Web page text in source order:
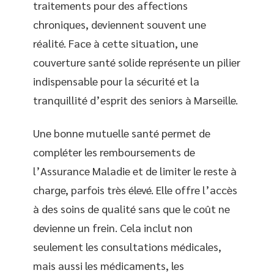
traitements pour des affections
chroniques, deviennent souvent une
réalité. Face à cette situation, une
couverture santé solide représente un pilier
indispensable pour la sécurité et la
tranquillité d’esprit des seniors à Marseille.
Une bonne mutuelle santé permet de
compléter les remboursements de
l’Assurance Maladie et de limiter le reste à
charge, parfois très élevé. Elle offre l’accès
à des soins de qualité sans que le coût ne
devienne un frein. Cela inclut non
seulement les consultations médicales,
mais aussi les médicaments, les